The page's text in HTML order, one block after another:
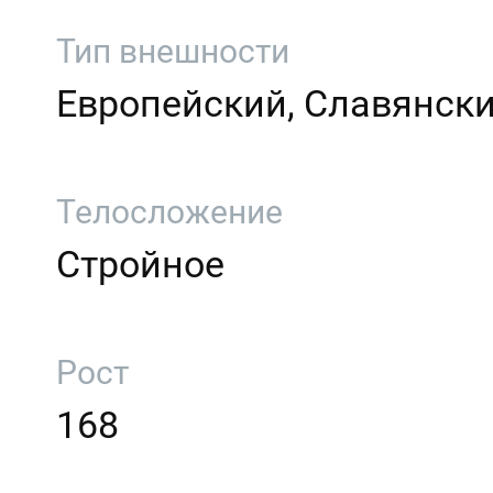
Тип внешности
Европейский,
Телосложение
Стройное
Рост
168